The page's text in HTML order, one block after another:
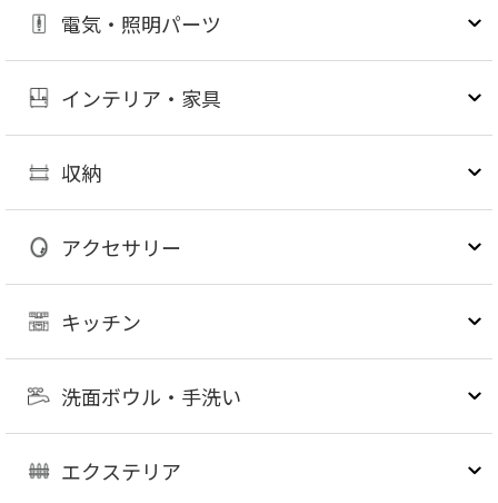
電気・照明パーツ
インテリア・家具
収納
アクセサリー
キッチン
洗面ボウル・手洗い
エクステリア